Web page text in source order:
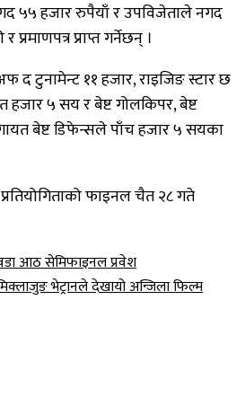
५५हजाररुपैयाँरउपविजेतालेनगद
रप्रमाणपत्रप्राप्तगर्नेछन् ।
दटुनामेन्ट११हजार,राइजिङस्टारछ
हजार५सयरबेष्टगोलकिपर,बेष्ट
बेष्टडिफेन्सलेपाँचहजार५सयका
प्रतियोगिताकोफाइनलचैत२८गते
आठ सेमिफाइनल प्रवेश
भेट्रानले देखायो अन्जिला फिल्म